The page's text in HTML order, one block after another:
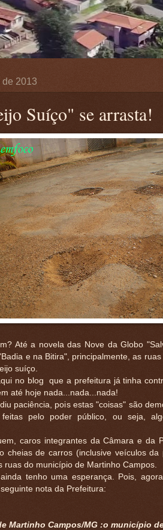
de 2013
Suíço" se arrasta!
Até a novela das Nove da Globo
e na Bitira", principalmente, as
suíço.
no blog que a prefeitura já tinha
até hoje nada...nada...nada!
paciência, pois estas "coisas" são
feitas pelo poder público, ou seja,
caros integrantes da Câmara e da
cheias de carros (inclusive veículos da
ruas do município de Martinho Campos.
tenho uma esperança. Pois,
nota da Prefeitura:
Martinho Campos/MG :o município